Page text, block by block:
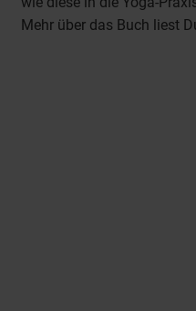
Mehr über das Buch liest